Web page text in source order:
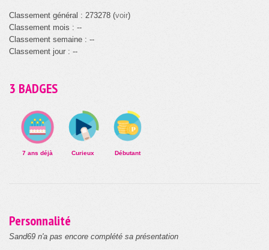
Classement général : 273278 (voir)
Classement mois : --
Classement semaine : --
Classement jour : --
3 BADGES
7 ans déjà Curieux Débutant
Personnalité
Sand69 n'a pas encore complété sa présentation